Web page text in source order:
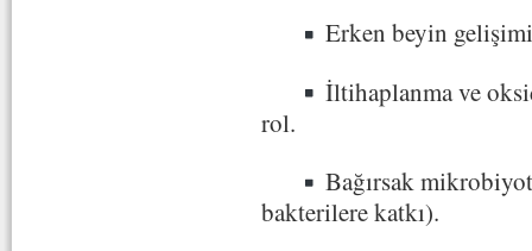
Erken beyin
İltihaplanma ve
rol.
Bağırsak
bakterilere katkı).